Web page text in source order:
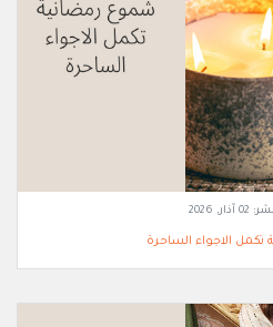
02 آذار, 2026
الاجواء الساحرة